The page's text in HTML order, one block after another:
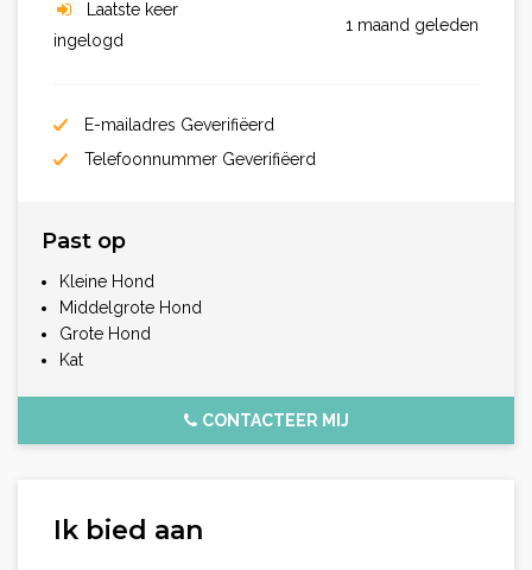
Laatste keer
ingelogd
1 maand geleden
E-mailadres Geverifiëerd
Telefoonnummer Geverifiëerd
Past op
Kleine Hond
Middelgrote Hond
Grote Hond
Kat
CONTACTEER MIJ
Ik bied aan